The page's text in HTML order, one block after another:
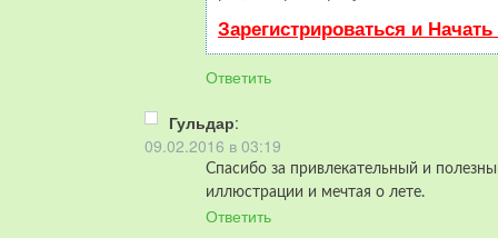
Зарегистрироваться и
Ответить
Гульдар:
09.02.2016 в 03:19
Спасибо за привлекательный и
иллюстрации и мечтая о лете.
Ответить